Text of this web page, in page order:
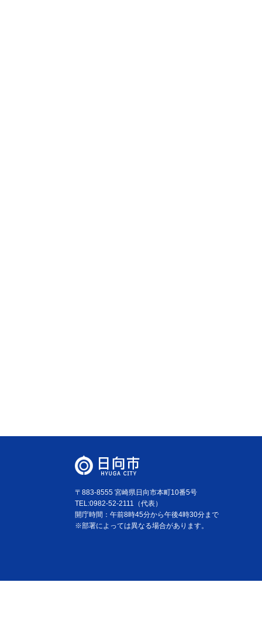
〒883-8555 宮崎県日向市本町10番5号
TEL:0982-52-2111（代表）
開庁時間：午前8時45分から午後4時30分まで
※部署によっては異なる場合があります。